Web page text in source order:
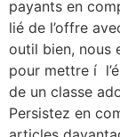
payants en
lié de l’offre
outil bien, nous
pour mettre í
de un classe
Persistez en